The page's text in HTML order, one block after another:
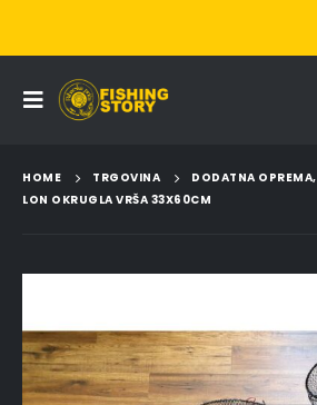
HOME TRGOVINA DODATNA OPREMA,
LON OKRUGLA VRŠA 33X60CM